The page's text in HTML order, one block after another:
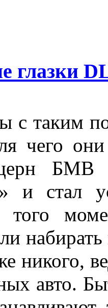
глазки
с таким
чего
БМВ
и стал
никого,
авто.